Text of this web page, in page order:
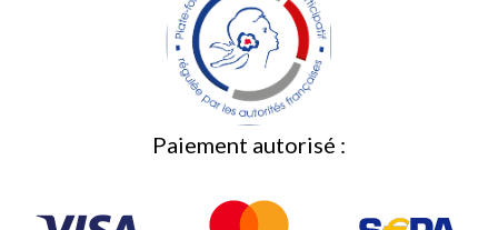
Paiement autorisé :